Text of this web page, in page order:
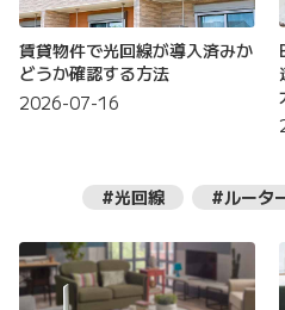
賃貸物件で光回線が導入済みか
どうか確認する方法
2026-07-16
#光回線 #ルータ